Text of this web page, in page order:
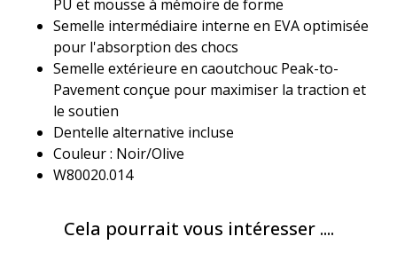
PU et mousse à mémoire de forme
Semelle intermédiaire interne en EVA optimisée
pour l'absorption des chocs
Semelle extérieure en caoutchouc Peak-to-
Pavement conçue pour maximiser la traction et
le soutien
Dentelle alternative incluse
Couleur : Noir/Olive
W80020.014
Cela pourrait vous intéresser ....